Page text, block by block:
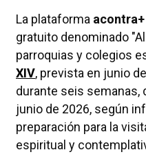
La plataforma acontra+
gratuito denominado
parroquias y colegios
XIV, prevista en junio
durante seis semanas,
junio de 2026, según
preparación para la
espiritual y